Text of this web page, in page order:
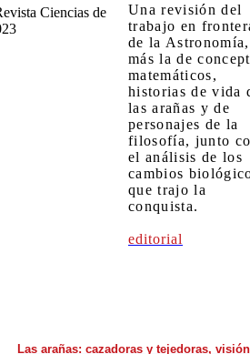
Una revisión del
trabajo en
de la Astronomía,
más la de
matemáticos,
historias de vida
las arañas y de
personajes de la
filosofía, junto
el análisis de los
cambios
que trajo la
conquista.
editorial
Las arañas: cazadoras y tejedoras,